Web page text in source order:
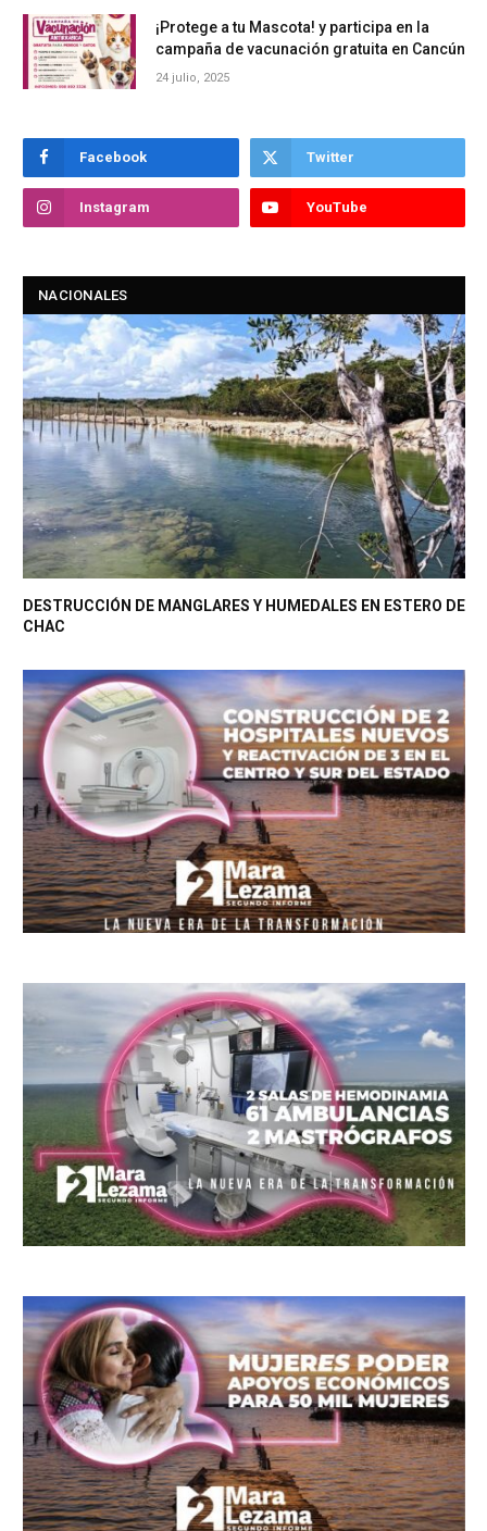
¡Protege a tu Mascota! y participa en la
campaña de vacunación gratuita en Cancún
24 julio, 2025
Facebook Twitter
Instagram YouTube
NACIONALES
DESTRUCCIÓN DE MANGLARES Y HUMEDALES EN ESTERO DE
CHAC